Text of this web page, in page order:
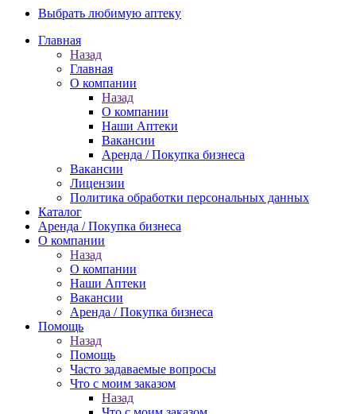
Выбрать любимую аптеку
Главная
Назад
Главная
О компании
Назад
О компании
Наши Аптеки
Вакансии
Аренда / Покупка бизнеса
Вакансии
Лицензии
Политика обработки персональных данных
Каталог
Аренда / Покупка бизнеса
О компании
Назад
О компании
Наши Аптеки
Вакансии
Аренда / Покупка бизнеса
Помощь
Назад
Помощь
Часто задаваемые вопросы
Что с моим заказом
Назад